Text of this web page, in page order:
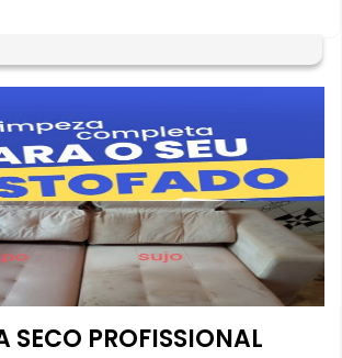
SECO PROFISSIONAL